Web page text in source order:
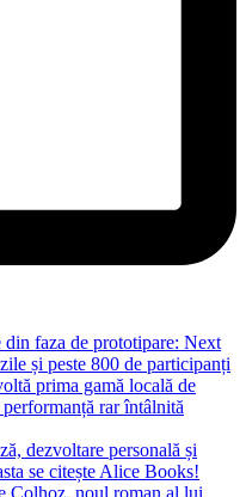
din faza de prototipare: Next
și peste 800 de participanți
prima gamă locală de
rar întâlnită
dezvoltare personală și
se citește Alice Books!